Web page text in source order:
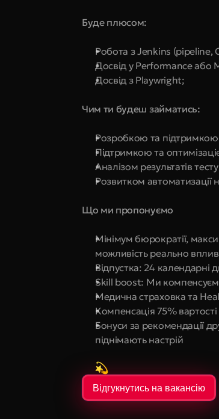
Буде плюсом:
Робота з Jenkins (pipeline,
Досвід у Performance або
Досвід з Playwright;
Чим ти будеш займатись:
Розробкою та підтримкою
Підтримкою та
Аналізом результатів
Розвитком автоматизації
Що ми пропонуємо
Мінімум бюрократії,
можливість реально
Відпустка: 24 календарні
Skill boost: Ми
Медична страховка та
Компенсація 75% вартості
Бонуси за рекомендації
піднімають настрій
Відгукнутись на вакансію